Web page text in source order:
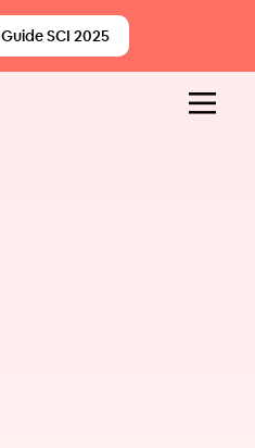
Guide SCI 2025